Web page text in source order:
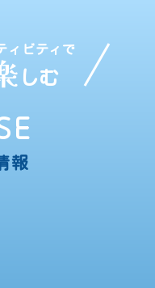
ィビティで
しむ
報